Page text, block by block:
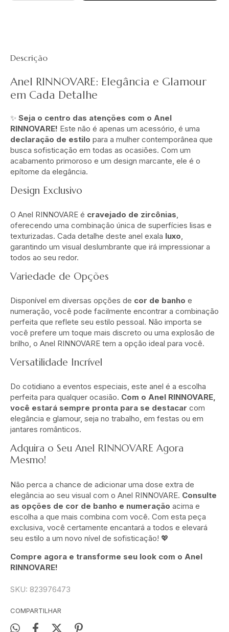
Descrição
Anel RINNOVARE: Elegância e Glamour
em Cada Detalhe
✨ Seja o centro das atenções com o Anel
RINNOVARE! Este não é apenas um acessório, é uma
declaração de estilo para a mulher contemporânea que
busca sofisticação em todas as ocasiões. Com um
acabamento primoroso e um design marcante, ele é o
epítome da elegância.
Design Exclusivo
O Anel RINNOVARE é cravejado de zircônias
oferecendo uma combinação única de superfícies lisas e
texturizadas. Cada detalhe deste anel exala luxo
garantindo um visual deslumbrante que irá impressionar a
todos ao seu redor.
Variedade de Opções
Disponível em diversas opções de cor de banho e
numeração, você pode facilmente encontrar a combinação
perfeita que reflete seu estilo pessoal. Não importa se
você prefere um toque mais discreto ou uma explosão de
brilho, o Anel RINNOVARE tem a opção ideal para você.
Versatilidade Incrível
Do cotidiano a eventos especiais, este anel é a escolha
perfeita para qualquer ocasião. Com o Anel RINNOVARE,
você estará sempre pronta para se destacar com
elegância e glamour, seja no trabalho, em festas ou em
jantares românticos.
Adquira o Seu Anel RINNOVARE Agora
Mesmo!
Não perca a chance de adicionar uma dose extra de
elegância ao seu visual com o Anel RINNOVARE. Consulte
as opções de cor de banho e numeração acima e
escolha a que mais combina com você. Com esta peça
exclusiva, você certamente encantará a todos e elevará
seu estilo a um novo nível de sofisticação! 💖
Compre agora e transforme seu look com o Anel
RINNOVARE!
SKU: 823976473
COMPARTILHAR